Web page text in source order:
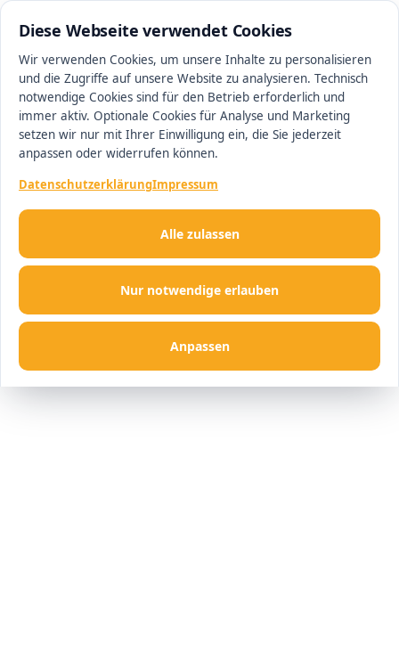
Diese Webseite verwendet Cookies
Wir verwenden Cookies, um unsere Inhalte zu personalisieren
und die Zugriffe auf unsere Website zu analysieren. Technisch
notwendige Cookies sind für den Betrieb erforderlich und
immer aktiv. Optionale Cookies für Analyse und Marketing
setzen wir nur mit Ihrer Einwilligung ein, die Sie jederzeit
anpassen oder widerrufen können.
DatenschutzerklärungImpressum
Nur notwendige erlauben
Anpassen
Alle zulassen